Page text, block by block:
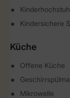
Kindersichere
Küche
Offene Küche
Mikrowelle